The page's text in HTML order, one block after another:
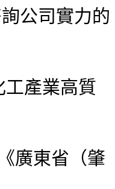
公司實力的
產業高質
廣東省（肇